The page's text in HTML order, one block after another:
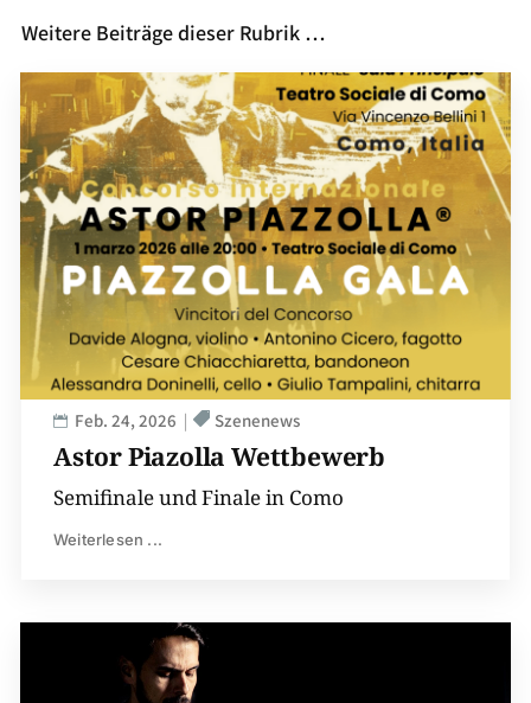
Weitere Beiträge dieser Rubrik …
Astor Piazolla Wettbewerb
Feb. 24, 2026 Szenenews
Semifinale und Finale in Como
Weiterlesen ...